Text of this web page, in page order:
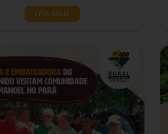
LEIA MAIS